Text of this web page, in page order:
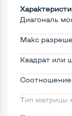
Диагональ
Макс
Квадрат или
Соотношение
Тип матрицы